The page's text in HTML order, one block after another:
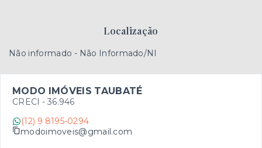
Localização
Não informado - Não Informado/NI
MODO IMÓVEIS TAUBATÉ
CRECI - 36.946
(12) 9 8195-0294
modoimoveis@gmail.com